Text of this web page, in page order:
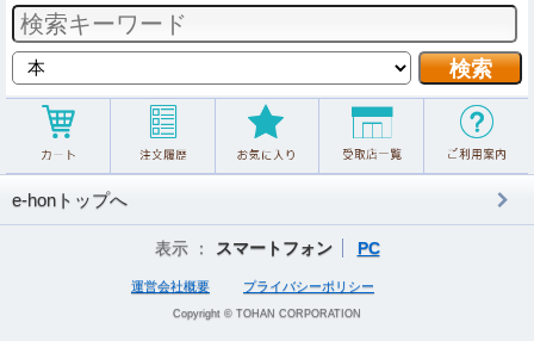
e-honトップへ
表示 ： スマートフォン PC
運営会社概要 プライバシーポリシー
Copyright © TOHAN CORPORATION